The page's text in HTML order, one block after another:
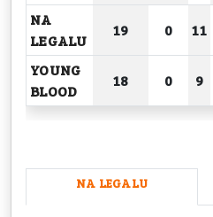
NA
LEGALU
19 0 11
YOUNG
BLOOD
18 0 9
NA LEGALU